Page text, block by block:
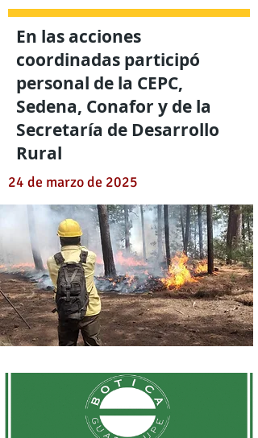
En las acciones
coordinadas participó
personal de la CEPC,
Sedena, Conafor y de la
Secretaría de Desarrollo
Rural
24 de marzo de 2025